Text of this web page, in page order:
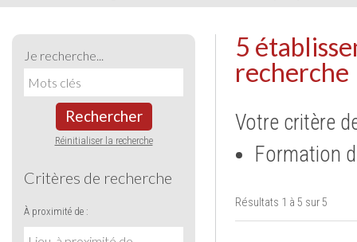
Je recherche...
Rechercher
Réinitialiser la recherche
Critères de recherche
À proximité de :
5
recherche
Votre critère
Formation
Résultats 1 à 5 sur 5